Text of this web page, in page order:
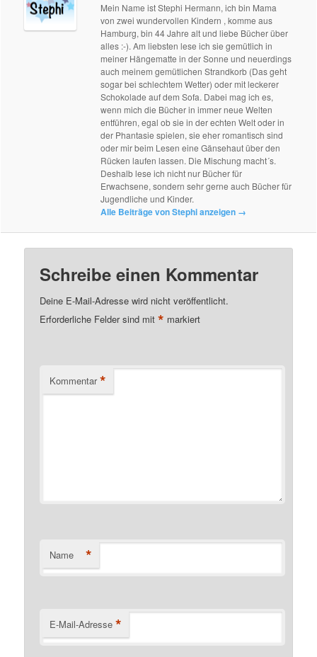
Mein Name ist Stephi Hermann, ich bin Mama
von zwei wundervollen Kindern , komme aus
Hamburg, bin 44 Jahre alt und liebe Bücher über
alles :-). Am liebsten lese ich sie gemütlich in
meiner Hängematte in der Sonne und neuerdings
auch meinem gemütlichen Strandkorb (Das geht
sogar bei schlechtem Wetter) oder mit leckerer
Schokolade auf dem Sofa. Dabei mag ich es,
wenn mich die Bücher in immer neue Welten
entführen, egal ob sie in der echten Welt oder in
der Phantasie spielen, sie eher romantisch sind
oder mir beim Lesen eine Gänsehaut über den
Rücken laufen lassen. Die Mischung macht´s.
Deshalb lese ich nicht nur Bücher für
Erwachsene, sondern sehr gerne auch Bücher für
Jugendliche und Kinder.
Alle Beiträge von Stephi anzeigen →
Schreibe einen Kommentar
Deine E-Mail-Adresse wird nicht veröffentlicht.
Erforderliche Felder sind mit* markiert
Kommentar *
Name *
E-Mail-Adresse *